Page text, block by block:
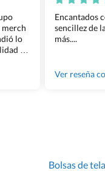
lo
de
Encantados
sencillez de
más....
Ver reseña
Bolsas de